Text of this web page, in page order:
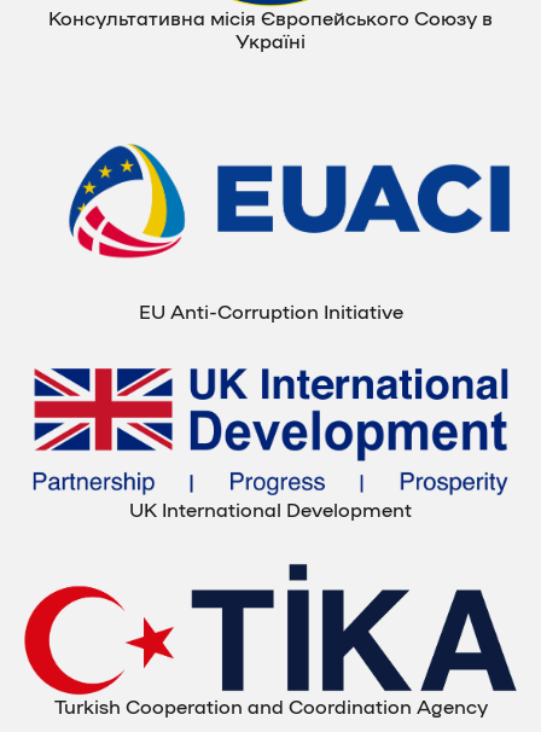
Консультативна місія Європейського Союзу в
Україні
EU Anti-Corruption Initiative
UK International Development
Turkish Cooperation and Coordination Agency